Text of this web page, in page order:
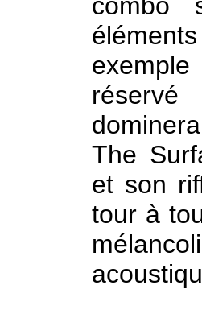
The
et son
tour à